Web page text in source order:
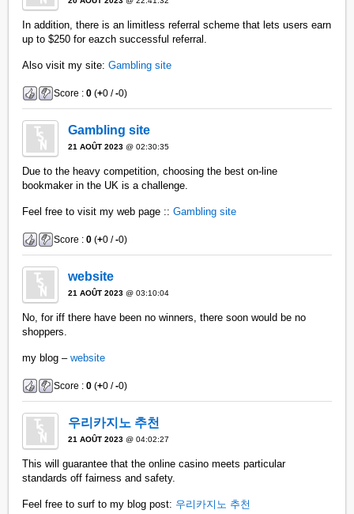
In addition, there is an limitless referral scheme that lets users earn
up to $250 for eazch successful referral.
Also visit my site:Gambling site
Score :0 (+0 /-0)
Gambling site
21 AOÛT 2023 @ 02:30:35
Due to the heavy competition, choosing the best on-line
bookmaker in the UK is a challenge.
Feel free to visit my web page ::Gambling site
Score :0 (+0 /-0)
website
21 AOÛT 2023 @ 03:10:04
No, for iff there have been no winners, there soon would be no
shoppers.
my blog –website
Score :0 (+0 /-0)
우리카지노 추천
21 AOÛT 2023 @ 04:02:27
This will guarantee that the online casino meets particular
standards off fairness and safety.
Feel free to surf to my blog post: 우리카지노 추천